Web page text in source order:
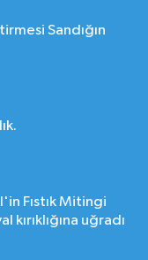
Sandığın
Fıstık Mitingi
kırıklığına uğradı